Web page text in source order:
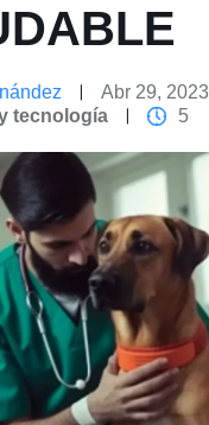
Abr 29, 2023
tecnología 5